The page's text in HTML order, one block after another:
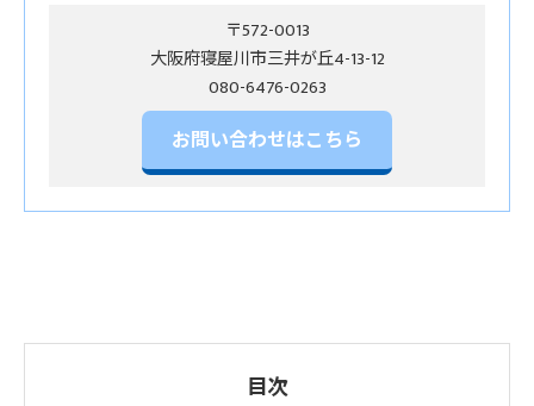
〒572-0013
大阪府寝屋川市三井が丘4-13-12
お問い合わせはこちら
目次